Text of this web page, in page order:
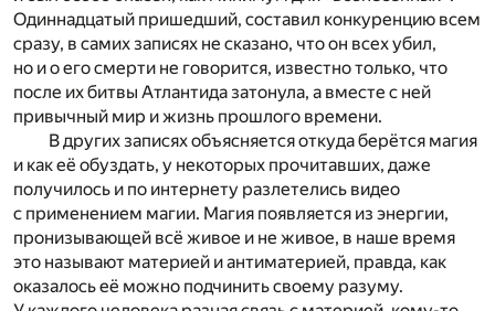
Одиннадцатый пришедший, составил конкуренцию всем
сразу, в самих записях не сказано, что он всех убил,
но и о его смерти не говорится, известно только, что
после их битвы Атлантида затонула, а вместе с ней
привычный мир и жизнь прошлого времени.
В других записях объясняется откуда берётся магия
и как её обуздать, у некоторых прочитавших, даже
получилось и по интернету разлетелись видео
с применением магии. Магия появляется из энергии,
пронизывающей всё живое и не живое, в наше время
это называют материей и антиматерией, правда, как
оказалось её можно подчинить своему разуму.